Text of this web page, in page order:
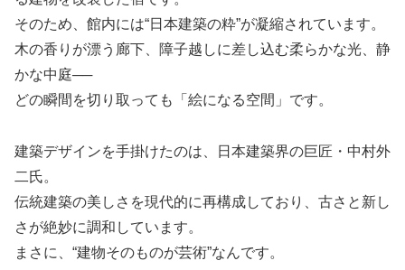
そのため、館内には“日本建築の粋”が凝縮されています。
木の香りが漂う廊下、障子越しに差し込む柔らかな光、静
かな中庭──
どの瞬間を切り取っても「絵になる空間」です。
建築デザインを手掛けたのは、日本建築界の巨匠・中村外
二氏。
伝統建築の美しさを現代的に再構成しており、古さと新し
さが絶妙に調和しています。
まさに、“建物そのものが芸術”なんです。